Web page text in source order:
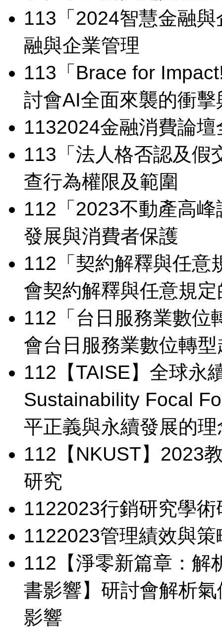
113 「2024智慧金融
融與企業管理
113 「Brace for
討會AI全面來襲的衝擊
1132024金融消費論壇
113 「法人格否認及
查行為權限及範圍
112 「2023不動產高
發展與消費者保護
112 「契約解釋與任
會契約解釋與任意規
112 「台日服務業數
會台日服務業數位轉
112 【TAISE】全球永
Sustainability Focal
平正義與永續發展的
112 【NKUST】2023
研究
1122023行銷研究學術
1122023管理績效與策
112 【淨零新篇章：
書影響】研討會解析
影響